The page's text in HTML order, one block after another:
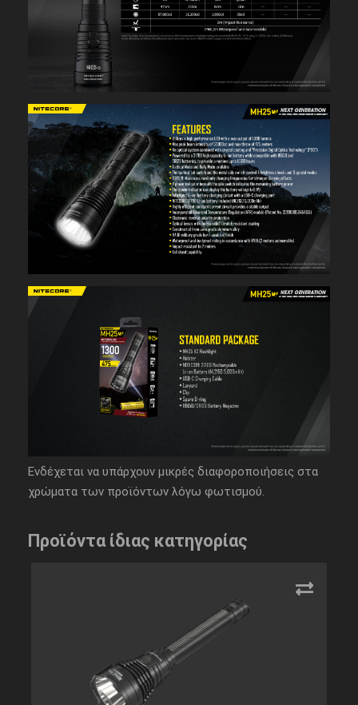
Ενδέχεται να υπάρχουν μικρές διαφοροποιήσεις στα
χρώματα των προϊόντων λόγω φωτισμού.
Προϊόντα ίδιας κατηγορίας